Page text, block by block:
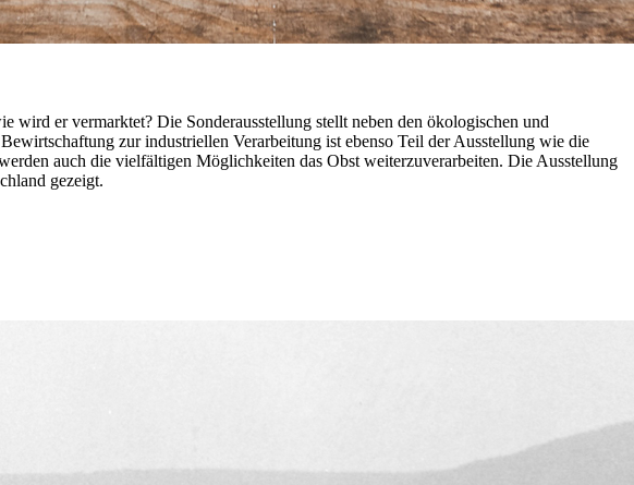
er vermarktet? Die Sonderausstellung stellt neben den ökologischen und
zur industriellen Verarbeitung ist ebenso Teil der Ausstellung wie die
auch die vielfältigen Möglichkeiten das Obst weiterzuverarbeiten. Die Ausstellung
gezeigt.